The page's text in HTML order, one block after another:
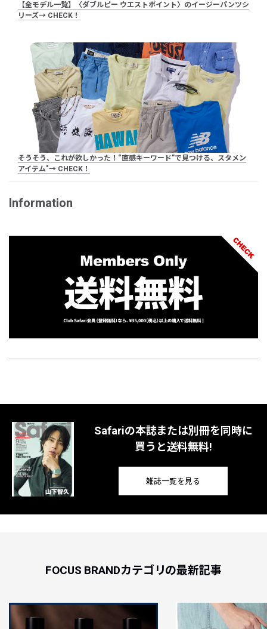
【全モデル一覧】〈ダブルピー ウエストポイント〉のイージーパンツシ
リーズ→ CHECK！
そうそう、これが欲しかった！“直感キーワード”で見つける、スタメン
アイテム"→ CHECK！
Information
Safariの本誌または別冊を同時に
買うと送料無料!
雑誌一覧を見る
FOCUS BRANDカテゴリの最新記事